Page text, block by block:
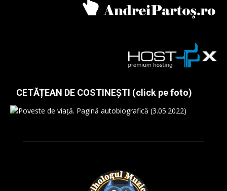
CETĂȚEAN DE COSTINEȘTI (click pe foto)